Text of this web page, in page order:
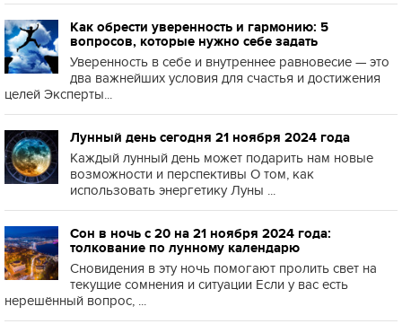
Как обрести уверенность и гармонию: 5
вопросов, которые нужно себе задать
Уверенность в себе и внутреннее равновесие — это
два важнейших условия для счастья и достижения
целей Эксперты...
Лунный день сегодня 21 ноября 2024 года
Каждый лунный день может подарить нам новые
возможности и перспективы О том, как
использовать энергетику Луны ...
Сон в ночь с 20 на 21 ноября 2024 года:
толкование по лунному календарю
Сновидения в эту ночь помогают пролить свет на
текущие сомнения и ситуации Если у вас есть
нерешённый вопрос, ...